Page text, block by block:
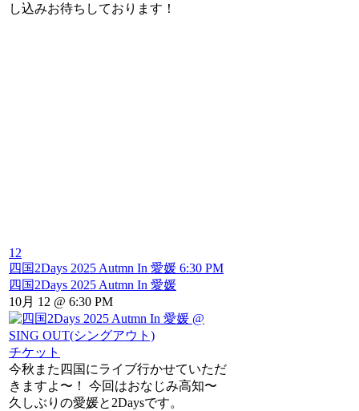
し込みお待ちしております！
12
四国2Days 2025 Autmn In 愛媛 6:30 PM
四国2Days 2025 Autmn In 愛媛
10月 12 @ 6:30 PM
チケット
今秋また四国にライブ行かせていただ
きますよ〜！ 今回はおなじみ高知〜
久しぶりの愛媛と2Daysです。